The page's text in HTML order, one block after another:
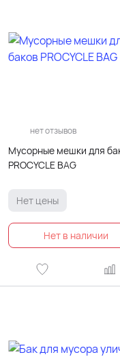
нет отзывов
Мусорные мешки для
PROCYCLE BAG
Нет цены